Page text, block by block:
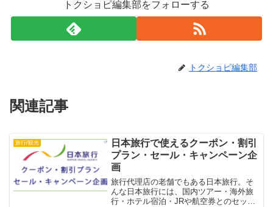
トクショピ編集部をフォローする
トクショピ編集部
関連記事
旅行/観光
日本旅行で使えるクーポン・割引
プラン・セール・キャンペーン企
画
旅行代理店の老舗でもある日本旅行。そ
んな日本旅行には、国内ツアー・海外旅
行・ホテル宿泊・JRや航空券とのセット